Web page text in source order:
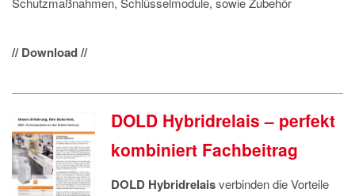
// Download //
DOLD Hybridrelais – perfekt
kombiniert Fachbeitrag
DOLD Hybridrelaisverbinden die Vorteile